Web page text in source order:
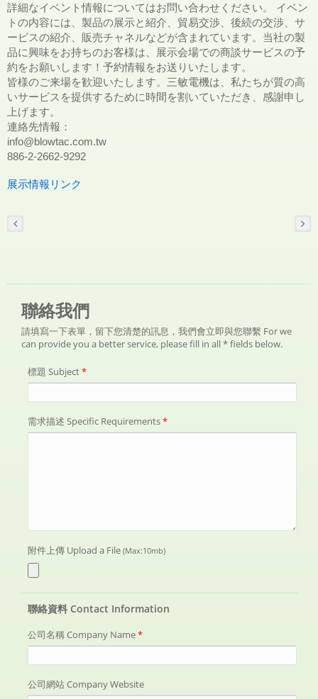
詳細なイベント情報についてはお問い合わせください。 イベン
トの内容には、製品の展示と紹介、貿易交渉、後続の交渉、サ
ービスの紹介、販売チャネルなどが含まれています。当社の製
品に興味をお持ちのお客様は、展示会場での商談サービスの予
約をお願いします！予約情報をお送りいたします。
皆様のご来場を歓迎いたします。三敏電機は、私たちが質の高
いサービスを提供するために時間を割いていただき、感謝申し
上げます。
連絡先情報：
info@blowtac.com.tw
886-2-2662-9292
展示情報リンク